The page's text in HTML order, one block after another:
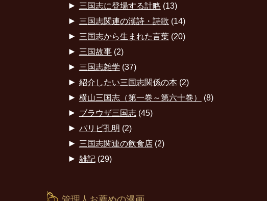
► 三国志に登場する計略 (13)
► 三国志関連の漢詩・詩歌 (14)
► 三国志から生まれた言葉(20)
► 三国故事(2)
► 三国志雑学 (37)
► 紹介したい三国志関係の本(2)
► 横山三国志（第一巻～第六十巻） (8)
► ブラウザ三国志(45)
► パリピ孔明 (2)
► 三国志関連の飲食店(2)
► 雑記(29)